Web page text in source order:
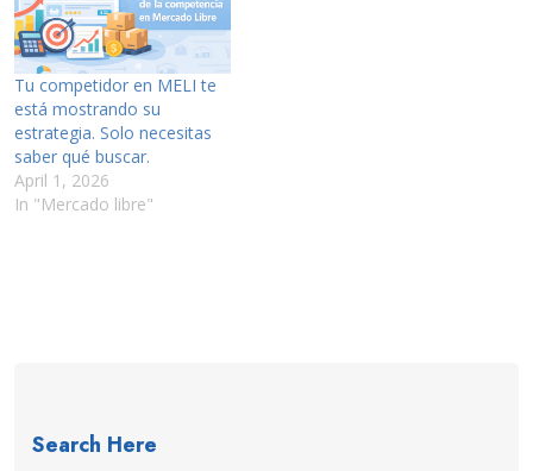
Tu competidor en MELI te
está mostrando su
estrategia. Solo necesitas
saber qué buscar.
April 1, 2026
In "Mercado libre"
Search Here